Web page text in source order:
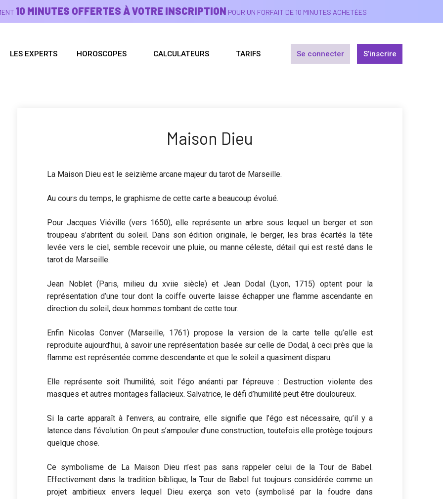
10 MINUTES OFFERTES À VOTRE INSCRIPTION POUR UN FORFAIT DE 10 MINUTES ACHETÉES
LES EXPERTS HOROSCOPES CALCULATEURS TARIFS Se connecter S’inscrire
Maison Dieu
La Maison Dieu est le seizième arcane majeur du tarot de Marseille.
Au cours du temps, le graphisme de cette carte a beaucoup évolué.
Pour Jacques Viéville (vers 1650), elle représente un arbre sous lequel un berger et son
troupeau s’abritent du soleil. Dans son édition originale, le berger, les bras écartés la tête
levée vers le ciel, semble recevoir une pluie, ou manne céleste, détail qui est resté dans le
tarot de Marseille.
Jean Noblet (Paris, milieu du xviie siècle) et Jean Dodal (Lyon, 1715) optent pour la
représentation d’une tour dont la coiffe ouverte laisse échapper une flamme ascendante en
direction du soleil, deux hommes tombant de cette tour.
Enfin Nicolas Conver (Marseille, 1761) propose la version de la carte telle qu’elle est
reproduite aujourd’hui, à savoir une représentation basée sur celle de Dodal, à ceci près que la
flamme est représentée comme descendante et que le soleil a quasiment disparu.
Elle représente soit l’humilité, soit l’égo anéanti par l’épreuve : Destruction violente des
masques et autres montages fallacieux. Salvatrice, le défi d’humilité peut être douloureux.
Si la carte apparaît à l’envers, au contraire, elle signifie que l’égo est nécessaire, qu’il y a
latence dans l’évolution. On peut s’ampouler d’une construction, toutefois elle protège toujours
quelque chose.
Ce symbolisme de La Maison Dieu n’est pas sans rappeler celui de la Tour de Babel.
Effectivement dans la tradition biblique, la Tour de Babel fut toujours considérée comme un
projet ambitieux envers lequel Dieu exerça son veto (symbolisé par la foudre dans